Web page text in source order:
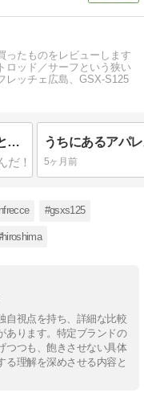
ったものをレビューします
ロッド／サーフという狭い
レッチェ広島、GSX-S125
何だか話題の戦争反対的な曲を書けという風潮
5ヶ月前
#gsxs125
自視点を持ち、詳細な比較
あります。特定ブランドの
つつも、飽きさせない具体
る理解を深めさせる内容と